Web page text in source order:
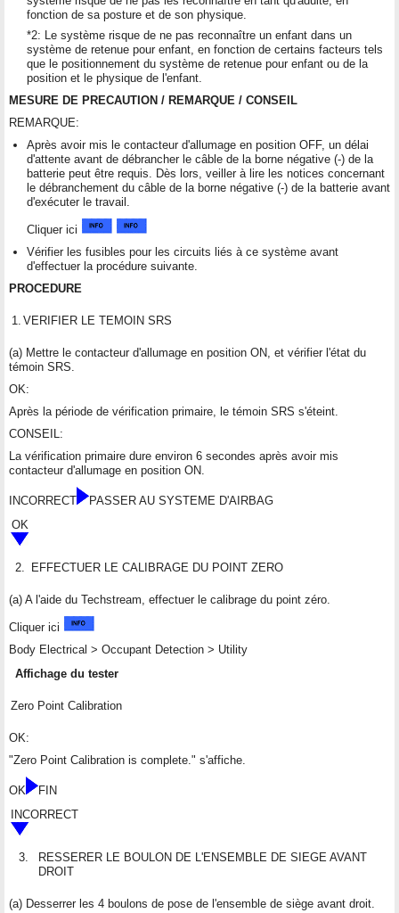
fonction de sa posture et de son physique.
*2: Le système risque de ne pas reconnaître un enfant dans un
système de retenue pour enfant, en fonction de certains facteurs tels
que le positionnement du système de retenue pour enfant ou de la
position et le physique de l'enfant.
MESURE DE PRECAUTION / REMARQUE / CONSEIL
REMARQUE:
Après avoir mis le contacteur d'allumage en position OFF, un délai
d'attente avant de débrancher le câble de la borne négative (-) de la
batterie peut être requis. Dès lors, veiller à lire les notices concernant
le débranchement du câble de la borne négative (-) de la batterie avant
d'exécuter le travail.
Cliquer ici
Vérifier les fusibles pour les circuits liés à ce système avant
d'effectuer la procédure suivante.
PROCEDURE
1. VERIFIER LE TEMOIN SRS
(a) Mettre le contacteur d'allumage en position ON, et vérifier l'état du
témoin SRS.
OK:
Après la période de vérification primaire, le témoin SRS s'éteint.
CONSEIL:
La vérification primaire dure environ 6 secondes après avoir mis
contacteur d'allumage en position ON.
INCORRECT
PASSER AU SYSTEME D'AIRBAG
OK
2. EFFECTUER LE CALIBRAGE DU POINT ZERO
(a) A l'aide du Techstream, effectuer le calibrage du point zéro.
Cliquer ici
Body Electrical > Occupant Detection > Utility
Affichage du tester
Zero Point Calibration
OK:
"Zero Point Calibration is complete." s'affiche.
OK
FIN
INCORRECT
3.
RESSERER LE BOULON DE L'ENSEMBLE DE SIEGE AVANT
DROIT
(a) Desserrer les 4 boulons de pose de l'ensemble de siège avant droit.